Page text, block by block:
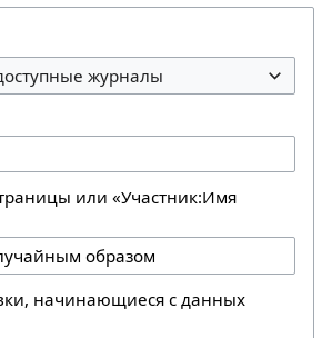
журналы
или «Участник:Имя
начинающиеся с данных